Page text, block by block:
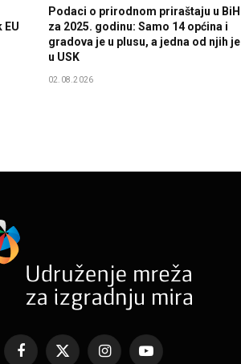
EU
Podaci o prirodnom priraštaju u BiH
za 2025. godinu: Samo 14 općina i
gradova je u plusu, a jedna od njih je
u USK
02.08.2026
Facebook
X InstagramYouTube